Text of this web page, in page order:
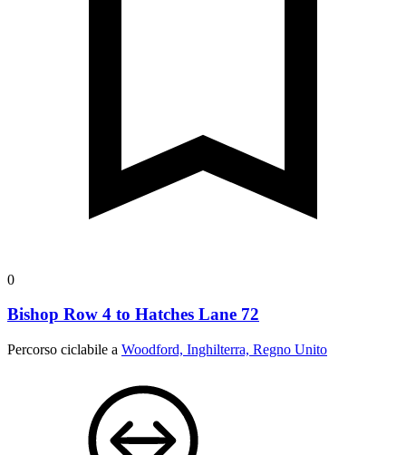
0
Bishop Row 4 to Hatches Lane 72
Percorso ciclabile a Woodford, Inghilterra, Regno Unito